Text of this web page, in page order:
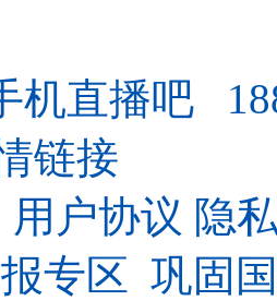
机直播吧
链接
用户协议 隐
专区 巩固